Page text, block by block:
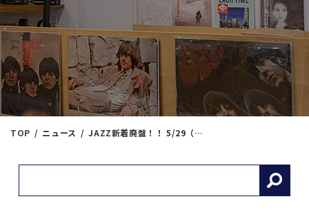
TOP ニュース JAZZ新着廃盤！！ 5/29（水）14：25出品 ※通販リスト付